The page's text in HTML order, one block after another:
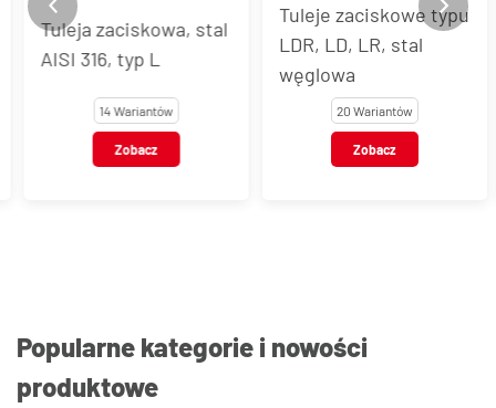
Tuleja zaciskowa, stal
AISI 316, typ L
14 Wariantów
Zobacz
Tuleje zaciskowe typu
LDR, LD, LR, stal
węglowa
20 Wariantów
Zobacz
Popularne kategorie i nowości
produktowe